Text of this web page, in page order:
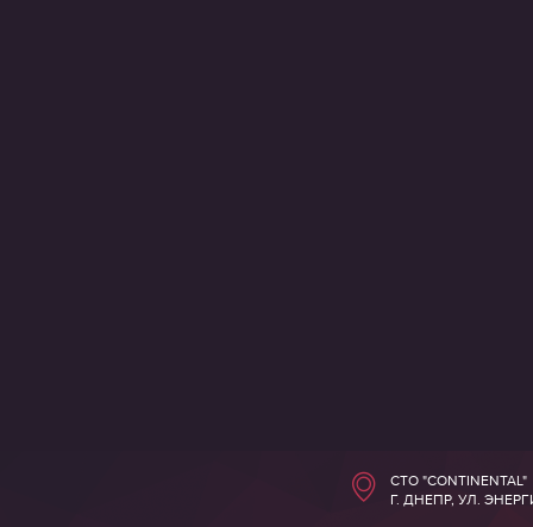
СТО "CONTINENTAL"
Г. ДНЕПР, УЛ.